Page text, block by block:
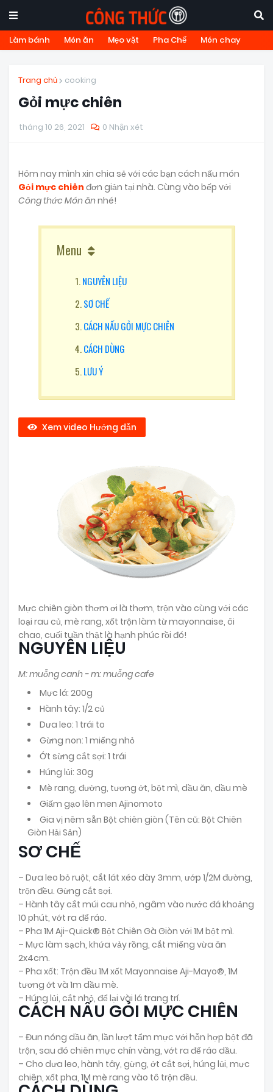
Làm bánh Món ăn Mẹo vặt Pha Chế Món chay
Trang chủ cooking
Gỏi mực chiên
tháng 10 26, 2021 0 Nhận xét
Hôm nay mình xin chia sẻ với các bạn cách nấu món
Gỏi mực chiên đơn giản tại nhà. Cùng vào bếp với
Công thức Món ănnhé!
Menu
NGUYÊN LIỆU
SƠ CHẾ
CÁCH NẤU GỎI MỰC CHIÊN
CÁCH DÙNG
LƯU Ý
Xem video Hướng dẫn
Mực chiên giòn thơm ơi là thơm, trộn vào cùng với các
loại rau củ, mè rang, xốt trộn làm từ mayonnaise, ôi
chao, cuối tuần thật là hạnh phúc rồi đó!
NGUYÊN LIỆU
M: muỗng canh - m: muỗng cafe
Mực lá: 200g
Hành tây: 1/2 củ
Dưa leo: 1 trái to
Gừng non: 1 miếng nhỏ
Ớt sừng cắt sợi: 1 trái
Húng lủi: 30g
Mè rang, đường, tương ớt, bột mì, dầu ăn, dầu mè
Giấm gạo lên men Ajinomoto
Gia vị nêm sẵn Bột chiên giòn (Tên cũ: Bột Chiên
Giòn Hải Sản)
SƠ CHẾ
– Dưa leo bỏ ruột, cắt lát xéo dày 3mm, ướp 1/2M đường,
trộn đều. Gừng cắt sợi.
– Hành tây cắt múi cau nhỏ, ngâm vào nước đá khoảng
10 phút, vớt ra để ráo.
– Pha 1M Aji-Quick® Bột Chiên Gà Giòn với 1M bột mì.
– Mực làm sạch, khứa vảy rồng, cắt miếng vừa ăn
2x4cm.
– Pha xốt: Trộn đều 1M xốt Mayonnaise Aji-Mayo®, 1M
tương ớt và 1m dầu mè.
– Húng lủi, cắt nhỏ, để lại vài lá trang trí.
CÁCH NẤU GỎI MỰC CHIÊN
– Đun nóng dầu ăn, lần lượt tẩm mực với hỗn hợp bột đã
trộn, sau đó chiên mực chín vàng, vớt ra để ráo dầu.
– Cho dưa leo, hành tây, gừng, ớt cắt sợi, húng lủi, mực
chiên, xốt pha, 1M mè rang vào tô trộn đều.